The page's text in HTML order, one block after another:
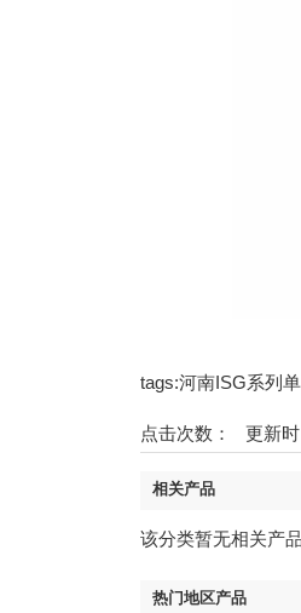
tags:河南ISG系列
点击次数： 更新
相关产品
该分类暂无相关产
热门地区产品